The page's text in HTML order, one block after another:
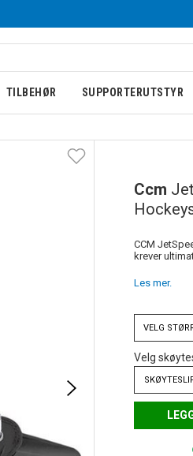
TILBEHØR SUPPORTERUTSTYR
Ccm
CCM
krever
Les mer.
VELG
Velg